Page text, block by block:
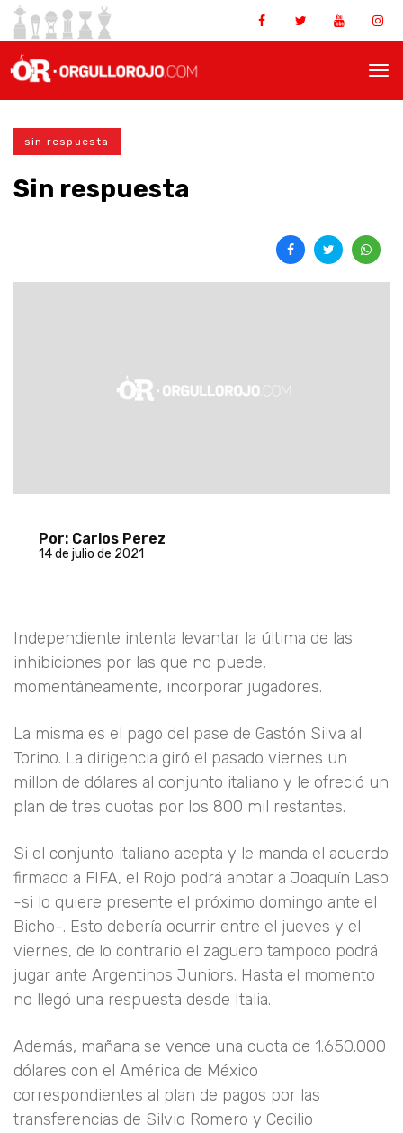
sin respuesta
Sin respuesta
Por: Carlos Perez
14 de julio de 2021
Independiente intenta levantar la última de las
inhibiciones por las que no puede,
momentáneamente, incorporar jugadores.
La misma es el pago del pase de Gastón Silva al
Torino. La dirigencia giró el pasado viernes un
millon de dólares al conjunto italiano y le ofreció un
plan de tres cuotas por los 800 mil restantes.
Si el conjunto italiano acepta y le manda el acuerdo
firmado a FIFA, el Rojo podrá anotar a Joaquín Laso
-si lo quiere presente el próximo domingo ante el
Bicho-. Esto debería ocurrir entre el jueves y el
viernes, de lo contrario el zaguero tampoco podrá
jugar ante Argentinos Juniors. Hasta el momento
no llegó una respuesta desde Italia.
Además, mañana se vence una cuota de 1.650.000
dólares con el América de México
correspondientes al plan de pagos por las
transferencias de Silvio Romero y Cecilio